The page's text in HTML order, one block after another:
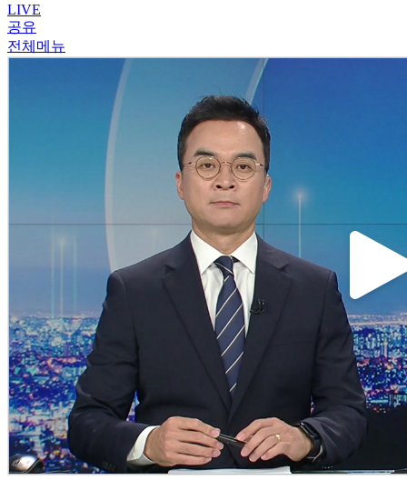
LIVE
공유
전체메뉴